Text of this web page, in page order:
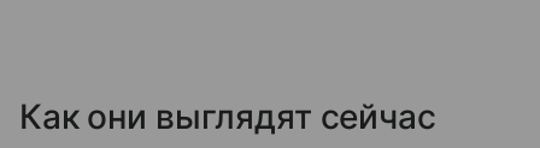
Как они выглядят сейчас